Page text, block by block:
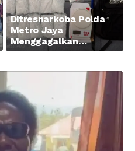
Ditresnarkoba Polda
Metro Jaya
Menggagalkan
Peredaran Sabu 5,3 Kg